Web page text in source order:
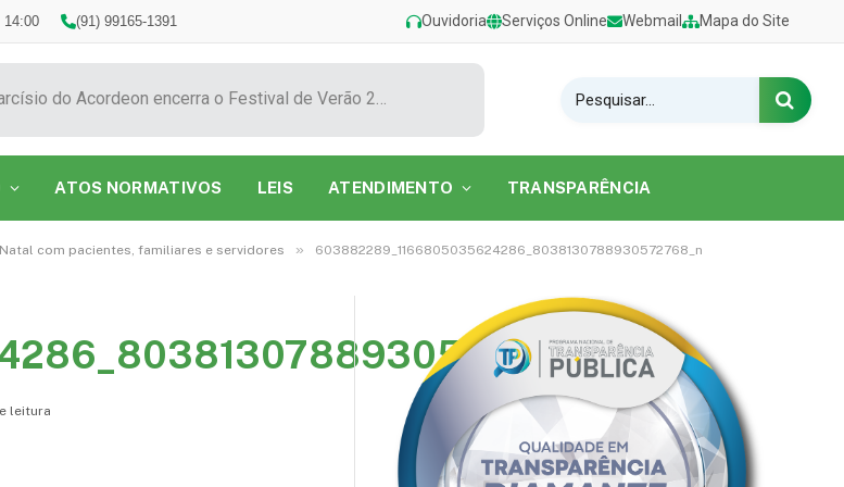
14:00 (91) 99165-1391 Ouvidoria Serviços Online Webmail Mapa do Site
Show de Tarcísio do Acordeon encerra o Festival de Verão 2026 na Praia do Caripi
ATOS NORMATIVOS LEIS ATENDIMENTO TRANSPARÊNCIA
com pacientes, familiares e servidores » 603882289_1166805035624286_8038130788930572768_n
leitura